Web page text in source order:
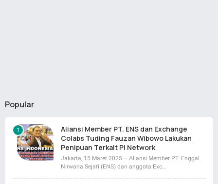
Popular
Aliansi Member PT. ENS dan Exchange
Colabs Tuding Fauzan Wibowo Lakukan
Penipuan Terkait Pi Network
Jakarta, 15 Maret 2025 – Aliansi Member PT. Enggal
Nirwana Sejati (ENS) dan anggota Exc…